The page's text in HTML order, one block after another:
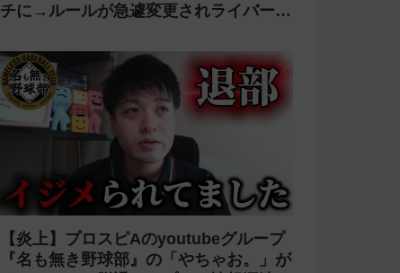
チに→ルールが急遽変更されライバーの
【炎上】プロスピAのyoutubeグループ
『名も無き野球部』の「やちゃお。」が